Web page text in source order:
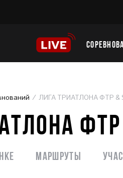
ЛИГА ТРИАТЛОНА ФТР &
ФТР
Маршруты